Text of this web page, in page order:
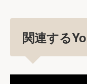
関連する